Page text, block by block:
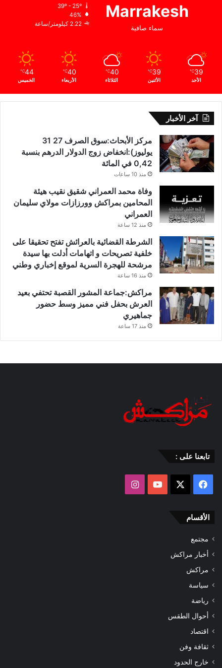
Marrakesh
سماء صافية
39º - 25º
46%
2.22 كيلومتر/ساعة
39
℃
الأحد
39
℃
الأثنين
40
℃
الثلاثاء
40
℃
الأربعاء
44
℃
الخميس
آخر الأخبار
مركز الأبحاث:سوق الصرف 27 31
يوليوز):انخفاض زوج الدولار الدرهم بنسبة
0,42 في المائة
منذ 10 ساعات
وفاة محمد العمراني شقيق نقيب هيئة
المحامين بمراكش وورزازات مولاي سليمان
العمراني
منذ 12 ساعة
الشرطة القضائية بالعرائش تفتح تحقيقا على
خلفية تصريحات و اتهامات أدلت بها سيدة
مرشحة للهجرة السرية لموقع إخباري وطني
منذ 16 ساعة
مراكش:جماعة المشور القصبة تحتفي بعيد
العرش بحفل فني مميز وسط حضور
جماهيري
منذ 17 ساعة
تابعنا على :
فيسبوك ‫YouTube
الأقسام
مجتمع
أخبار مراكش
مراكش
سياسة
رياضة
أحوال الطقس
اقتصاد
ثقافة وفن
خارج الحدود